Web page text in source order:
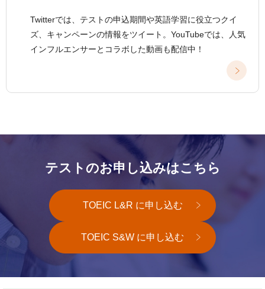
Twitterでは、テストの申込期間や英語学習に役立つクイ
ズ、キャンペーンの情報をツイート。YouTubeでは、人気
インフルエンサーとコラボした動画も配信中！
テストのお申し込みはこちら
TOEIC L&R に申し込む
TOEIC S&W に申し込む